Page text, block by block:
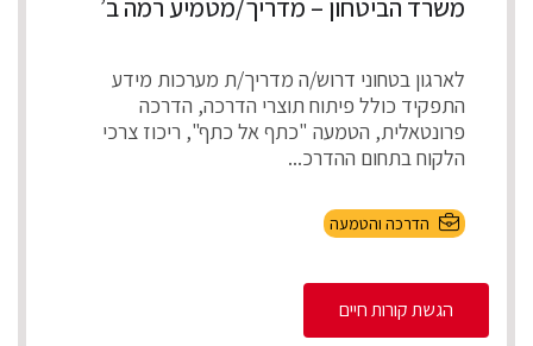
משרד הביטחון – מדריך/מטמיע רמה ב’
לארגון בטחוני דרוש/ה מדריך/ת מערכות מידע
התפקיד כולל פיתוח תוצרי הדרכה, הדרכה
פרונטאלית, הטמעה "כתף אל כתף", ריכוז צרכי
הלקוח בתחום ההדרכ...
הדרכה והטמעה
הגשת קורות חיים